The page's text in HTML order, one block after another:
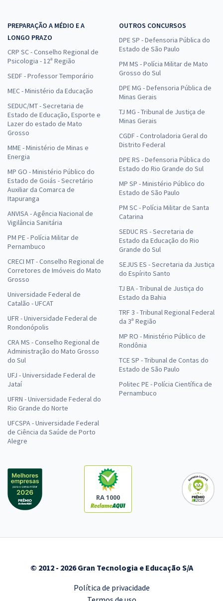
PREPARAÇÃO A MÉDIO E A
LONGO PRAZO
CRP SC - Conselho Regional de
Psicologia - 12ª Região
SEDF - Professor Temporário
MEC - Ministério da Educação
SEDUC/MT - Secretaria de
Estado de Educação, Esporte e
Lazer do estado de Mato
Grosso
MME - Ministério de Minas e
Energia
MP GO - Ministério Público do
Estado de Goiás - Secretário
Auxiliar da Comarca de
Itapuranga
ANVISA - Agência Nacional de
Vigilância Sanitária
PM PE - Polícia Militar de
Pernambuco
CRECI MT - Conselho Regional de
Corretores de Imóveis do Mato
Grosso
Universidade Federal de
Catalão - UFCAT
UFR - Universidade Federal de
Rondonópolis
CRA MS - Conselho Regional de
Administração do Mato Grosso
do Sul
UFJ - Universidade Federal de
Jataí
UFRN - Universidade Federal do
Rio Grande do Norte
UFCSPA - Universidade Federal
de Ciência da Saúde de Porto
Alegre
OUTROS CONCURSOS
DPE SP - Defensoria Pública do
Estado de São Paulo
PM MS - Polícia Militar de Mato
Grosso do Sul
DPE MG - Defensoria Pública de
Minas Gerais
TJ MG - Tribunal de Justiça de
Minas Gerais
CGDF - Controladoria Geral do
Distrito Federal
DPE RS - Defensoria Pública do
Estado do Rio Grande do Sul
MP SP - Ministério Público do
Estado de São Paulo
PM SC - Polícia Militar de Santa
Catarina
SEDUC RS - Secretaria de
Estado da Educação do Rio
Grande do Sul
SEJUS ES - Secretaria da Justiça
do Espírito Santo
TJ BA - Tribunal de Justiça do
Estado da Bahia
TRF 3 - Tribunal Regional Federal
da 3ª Região
MP RO - Ministério Público de
Rondônia
TCE SP - Tribunal de Contas do
Estado de São Paulo
Politec PE - Polícia Científica de
Pernambuco
RA 1000
© 2012 - 2026 Gran Tecnologia e Educação S/A
Política de privacidade